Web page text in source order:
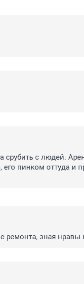
с людей.
пинком оттуда и
ремонта, зная нравы